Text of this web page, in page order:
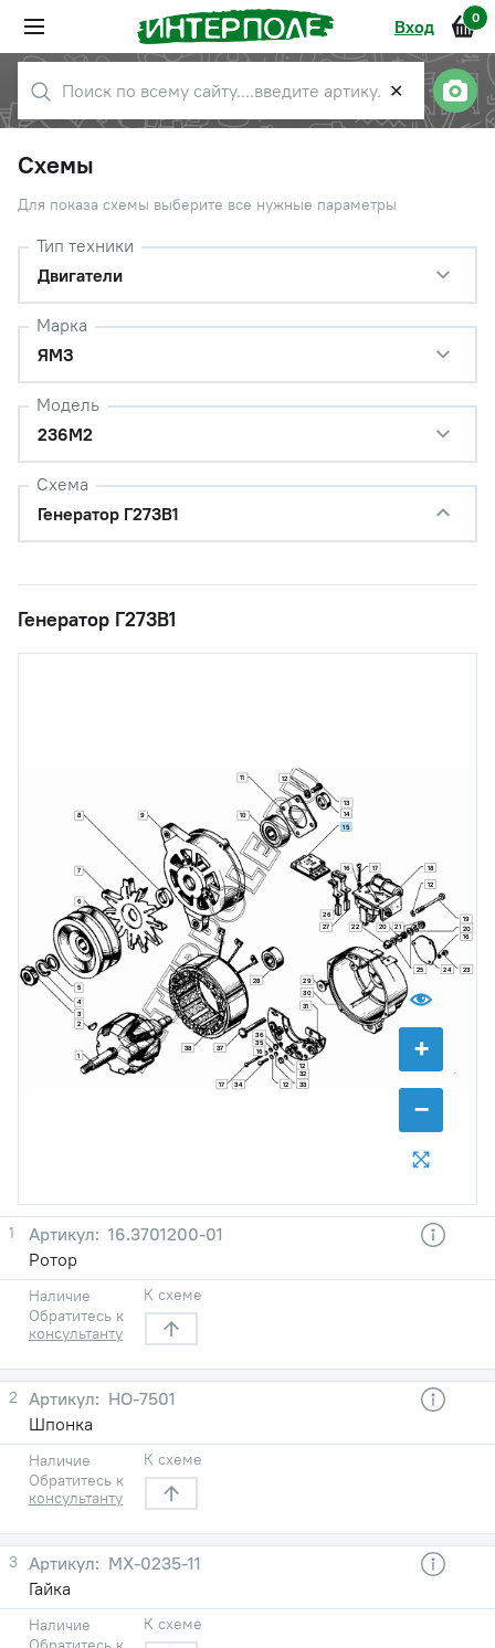
Вход 0
✕
Схемы
Для показа схемы выберите все нужные параметры
Тип техники
Двигатели
Марка
ЯМЗ
Модель
236М2
Схема
Генератор Г273В1
Генератор Г273В1
+
−
1
2
3
4
5
6
7
8 9 10
11 12
12
12
12
13
14
15
16
16
16
17
17
18
19
20
20 21
22
23
24
25
26
27
28 29
30
31
32
33
34
35
36
37
38
1
16.3701200-01
Ротор
Наличие
Обратитесь к
консультанту
К схеме
2
НО-7501
Шпонка
Наличие
Обратитесь к
консультанту
К схеме
3
МХ-0235-11
Гайка
Наличие
К схеме